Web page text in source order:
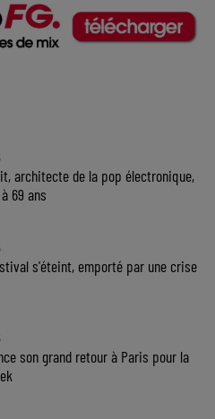
architecte de la pop électronique,
69 ans
s'éteint, emporté par une crise
son grand retour à Paris pour la